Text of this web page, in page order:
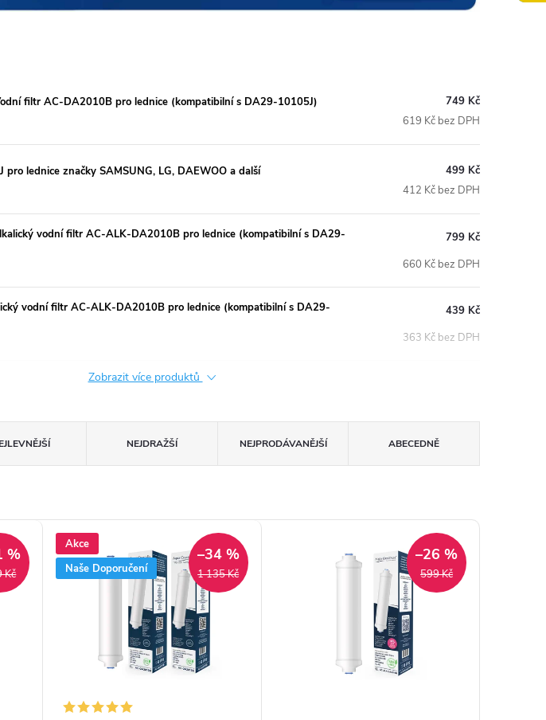
filtr AC-DA2010B pro lednice (kompatibilní s DA29-10105J)
749 Kč
619 Kč bez DPH
pro lednice značky SAMSUNG, LG, DAEWOO a další
499 Kč
412 Kč bez DPH
vodní filtr AC-ALK-DA2010B pro lednice (kompatibilní s DA29-
799 Kč
660 Kč bez DPH
vodní filtr AC-ALK-DA2010B pro lednice (kompatibilní s DA29-
439 Kč
363 Kč bez DPH
Zobrazit více produktů
NEJDRAŽŠÍ NEJPRODÁVANĚJŠÍ ABECEDNĚ
Kč
%
Akce
Naše Doporučení
1 135 Kč
–34 %
599 Kč
–26 %